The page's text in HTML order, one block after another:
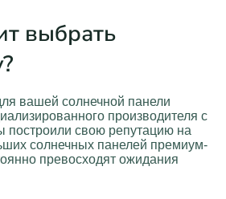
выбрать
вашей солнечной панели
производителя с
свою репутацию на
солнечных панелей премиум-
превосходят ожидания